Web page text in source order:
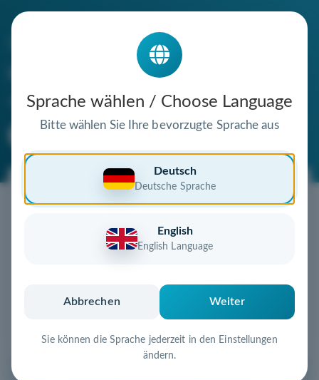
Sprache wählen / Choose Language
Bitte wählen Sie Ihre bevorzugte Sprache aus
Deutsch
Deutsche Sprache
English
English Language
Abbrechen Weiter
Sie können die Sprache jederzeit in den Einstellungen
ändern.
mobil-ohne-fossil.de
steht zum Verkauf
Jetzt diese Wunschdomain
Diese Domain könnte schon bald Ihnen gehören!
Schnell, sicher und unkompliziert zur eigenen